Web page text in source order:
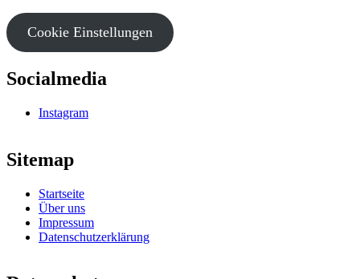
Cookie Einstellungen
Socialmedia
Instagram
Sitemap
Startseite
Über uns
Impressum
Datenschutzerklärung